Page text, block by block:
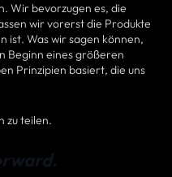
Wir bevorzugen es, die
wir vorerst die Produkte
ist. Was wir sagen können,
Beginn eines größeren
Prinzipien basiert, die uns
zu teilen.